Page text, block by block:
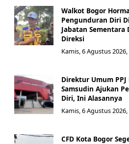
Walkot Bogor
Pengunduran Diri
Jabatan Sementara
Direksi
Kamis, 6 Agustus 2026,
Direktur Umum PPJ
Samsudin Ajukan
Diri, Ini Alasannya
Kamis, 6 Agustus 2026,
CFD Kota Bogor